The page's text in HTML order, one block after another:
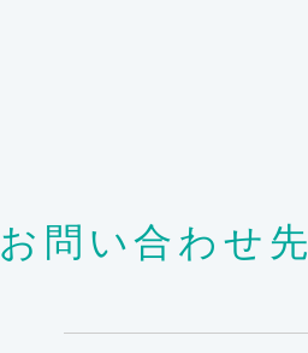
お問い合わせ先